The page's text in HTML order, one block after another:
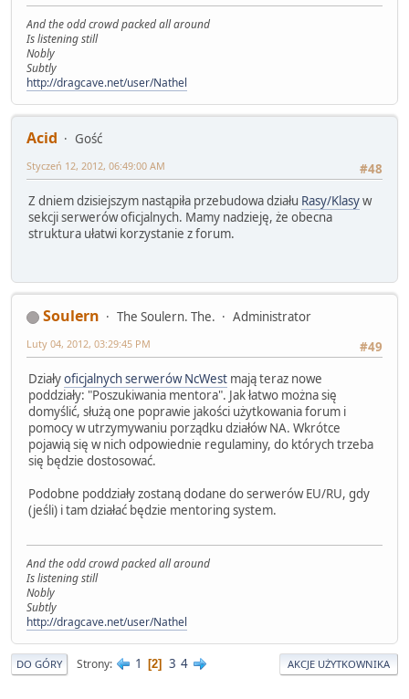
And the odd crowd packed all around
Is listening still
Nobly
Subtly
http://dragcave.net/user/Nathel
Acid
Gość
#48
Styczeń 12, 2012, 06:49:00 AM
Z dniem dzisiejszym nastąpiła przebudowa działu Rasy/Klasyw
sekcji serwerów oficjalnych. Mamy nadzieję, że obecna
struktura ułatwi korzystanie z forum.
Soulern The Soulern. The.
Administrator
#49
Luty 04, 2012, 03:29:45 PM
Działyoficjalnych serwerów NcWest mają teraz nowe
poddziały: "Poszukiwania mentora". Jak łatwo można się
domyślić, służą one poprawie jakości użytkowania forum i
pomocy w utrzymywaniu porządku działów NA. Wkrótce
pojawią się w nich odpowiednie regulaminy, do których trzeba
się będzie dostosować.
Podobne poddziały zostaną dodane do serwerów EU/RU, gdy
(jeśli) i tam działać będzie mentoring system.
And the odd crowd packed all around
Is listening still
Nobly
Subtly
http://dragcave.net/user/Nathel
DO GÓRY Strony 1 2 3 4 AKCJE UŻYTKOWNIKA